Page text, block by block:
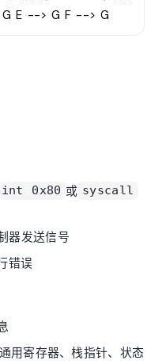
E --> G F --> G
int 0x80 或 syscall
器发送信号
错误
用寄存器、栈指针、状态